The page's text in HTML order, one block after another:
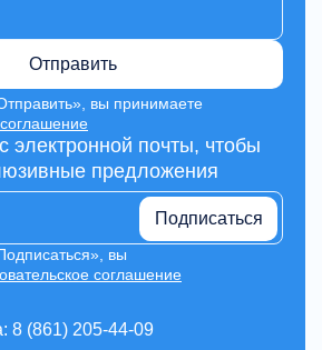
8 (861) 205-44-09
Отправить
вы принимаете
электронной почты, чтобы
предложения
Подписаться
вы
соглашение